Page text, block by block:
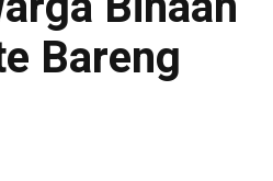
Bareng